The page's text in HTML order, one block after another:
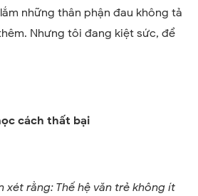
những thân phận đau không tả
Nhưng tôi đang kiệt sức, để
cách thất bại
xét rằng: Thế hệ văn trẻ không ít